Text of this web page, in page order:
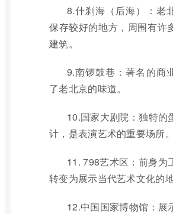
8.什刹海（后海）：老
保存较好的地方，周围有许
建筑。
9.南锣鼓巷：著名的商
了老北京的味道。
10.国家大剧院：独特的
计，是表演艺术的重要场所。
11. 798艺术区：前身为
转变为展示当代艺术文化的地
12.中国国家博物馆：展